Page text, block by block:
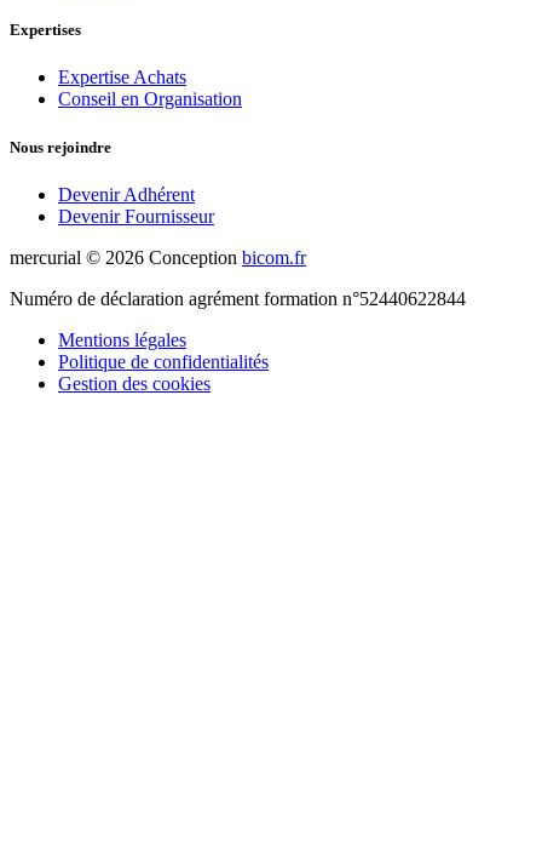
Expertises
Expertise Achats
Conseil en Organisation
Nous rejoindre
Devenir Adhérent
Devenir Fournisseur
mercurial © 2026 Conception bicom.fr
Numéro de déclaration agrément formation n°52440622844
Mentions légales
Politique de confidentialités
Gestion des cookies